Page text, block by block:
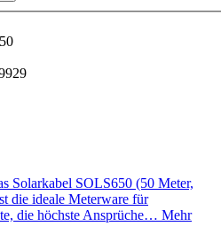
Solarkabel SOLS650 (50 Meter,
die ideale Meterware für
die höchste Ansprüche… Mehr